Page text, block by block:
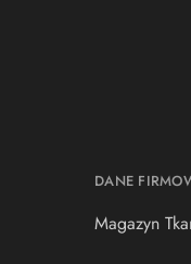
DANE
Magazyn